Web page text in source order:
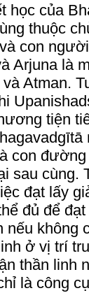
học của
thuộc
con
Arjuna là
Atman.
tiện
con
sau cùng.
đạt lấy
đủ để
nếu không
ở vị trí
thần linh
là công